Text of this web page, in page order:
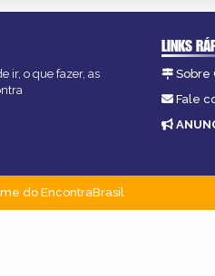
ir, o que fazer, as
LINKS
Sobre
Fale
do EncontraBrasil